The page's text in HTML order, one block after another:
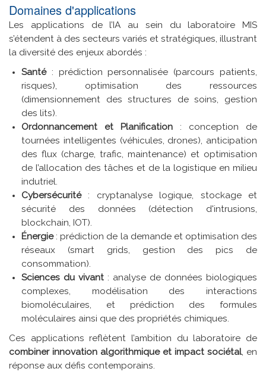
Domaines d'applications
Les applications de l’IA au sein du laboratoire MIS
s’étendent à des secteurs variés et stratégiques, illustrant
la diversité des enjeux abordés :
Santé: prédiction personnalisée (parcours patients,
risques), optimisation des ressources
(dimensionnement des structures de soins, gestion
des lits).
Ordonnancement et Planification : conception de
tournées intelligentes (véhicules, drones), anticipation
des flux (charge, trafic, maintenance) et optimisation
de l’allocation des tâches et de la logistique en milieu
indutriel.
Cybersécurité: cryptanalyse logique, stockage et
sécurité des données (détection d'intrusions,
blockchain, IOT).
Énergie: prédiction de la demande et optimisation des
réseaux (smart grids, gestion des pics de
consommation).
Sciences du vivant : analyse de données biologiques
complexes, modélisation des interactions
biomoléculaires, et prédiction des formules
moléculaires ainsi que des propriétés chimiques.
Ces applications reflètent l’ambition du laboratoire de
combiner innovation algorithmique et impact sociétal, en
réponse aux défis contemporains.